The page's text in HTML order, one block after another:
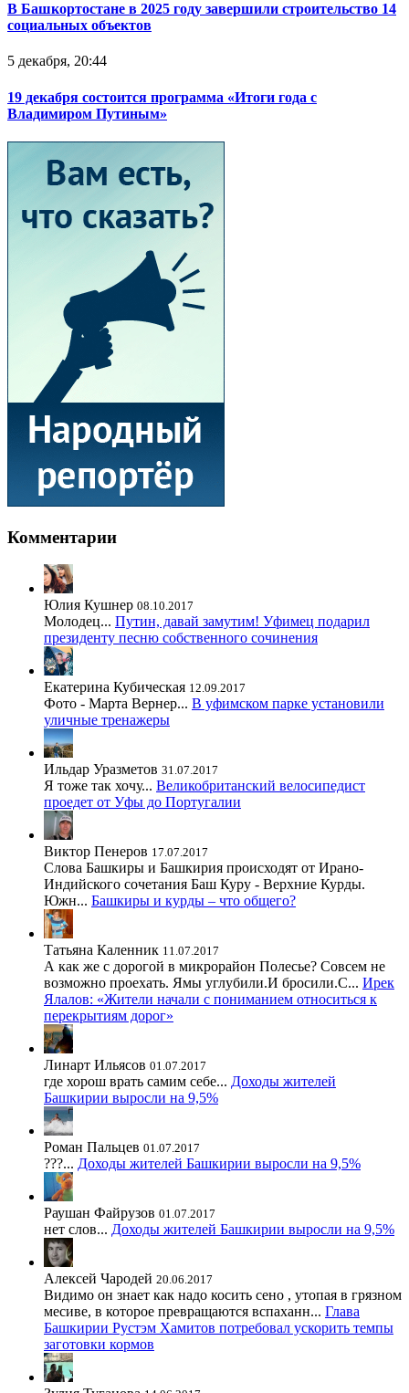
В Башкортостане в 2025 году завершили строительство 14
социальных объектов
5 декабря, 20:44
19 декабря состоится программа «Итоги года с
Владимиром Путиным»
Комментарии
Юлия Кушнер 08.10.2017
Молодец... Путин, давай замутим! Уфимец подарил
президенту песню собственного сочинения
Екатерина Кубическая 12.09.2017
Фото - Марта Вернер... В уфимском парке установили
уличные тренажеры
Ильдар Уразметов 31.07.2017
Я тоже так хочу... Великобританский велосипедист
проедет от Уфы до Португалии
Виктор Пенеров 17.07.2017
Слова Башкиры и Башкирия происходят от Ирано-
Индийского сочетания Баш Куру - Верхние Курды.
Южн... Башкиры и курды – что общего?
Татьяна Каленник 11.07.2017
А как же с дорогой в микрорайон Полесье? Совсем не
возможно проехать. Ямы углубили.И бросили.С... Ирек
Ялалов: «Жители начали с пониманием относиться к
перекрытиям дорог»
Линарт Ильясов 01.07.2017
где хорош врать самим себе... Доходы жителей
Башкирии выросли на 9,5%
Роман Пальцев 01.07.2017
???... Доходы жителей Башкирии выросли на 9,5%
Раушан Файрузов 01.07.2017
нет слов... Доходы жителей Башкирии выросли на 9,5%
Алексей Чародей 20.06.2017
Видимо он знает как надо косить сено , утопая в грязном
месиве, в которое превращаются вспаханн... Глава
Башкирии Рустэм Хамитов потребовал ускорить темпы
заготовки кормов